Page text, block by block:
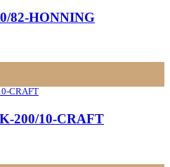
82-HONNING
200/10-CRAFT